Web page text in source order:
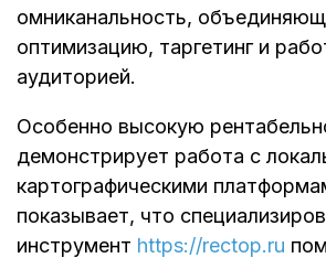
омниканальность,
оптимизацию, таргетинг и
аудиторией.
Особенно высокую
демонстрирует работа с
картографическими
показывает, что
инструмент https://rectop.ru